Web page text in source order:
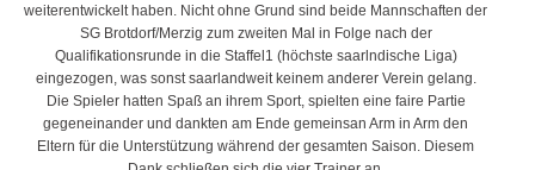
weiterentwickelt haben. Nicht ohne Grund sind beide Mannschaften der
SG Brotdorf/Merzig zum zweiten Mal in Folge nach der
Qualifikationsrunde in die Staffel1 (höchste saarlndische Liga)
eingezogen, was sonst saarlandweit keinem anderer Verein gelang.
Die Spieler hatten Spaß an ihrem Sport, spielten eine faire Partie
gegeneinander und dankten am Ende gemeinsan Arm in Arm den
Eltern für die Unterstützung während der gesamten Saison. Diesem